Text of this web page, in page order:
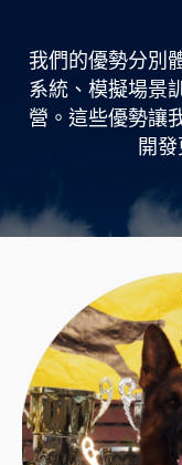
我們的優勢分別
系統、模擬場景
營。這些優勢讓
開